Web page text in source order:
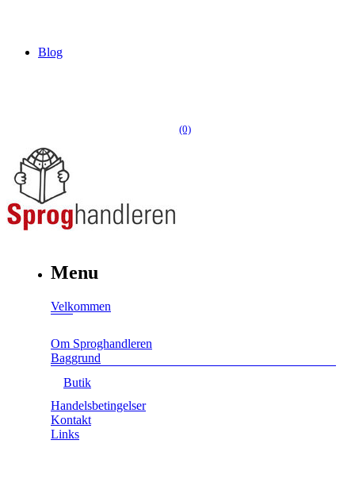
Blog
(0)
Menu
Velkommen
Om Sproghandleren
Baggrund
Butik
Handelsbetingelser
Kontakt
Links